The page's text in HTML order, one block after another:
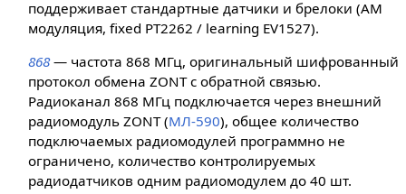
поддерживает стандартные датчики и брелоки (АМ
модуляция, fixed PT2262 / learning EV1527).
868— частота 868 МГц, оригинальный шифрованный
протокол обмена ZONT с обратной связью.
Радиоканал 868 МГц подключается через внешний
радиомодуль ZONT (МЛ-590), общее количество
подключаемых радиомодулей программно не
ограничено, количество контролируемых
радиодатчиков одним радиомодулем до 40 шт.